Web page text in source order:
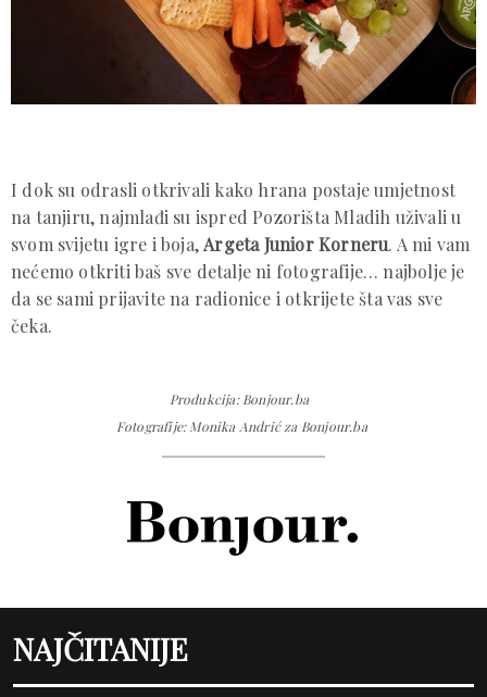
I dok su odrasli otkrivali kako hrana postaje umjetnost
na tanjiru, najmlađi su ispred Pozorišta Mladih uživali u
svom svijetu igre i boja,Argeta Junior Korneru. A mi vam
nećemo otkriti baš sve detalje ni fotografije… najbolje je
da se sami prijavite na radionice i otkrijete šta vas sve
čeka.
Produkcija: Bonjour.ba
Fotografije: Monika Andrić za Bonjour.ba
NAJČITANIJE